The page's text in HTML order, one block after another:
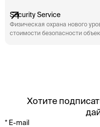
Security Service
Физическая охрана нового
стоимости безопасности
Хотите